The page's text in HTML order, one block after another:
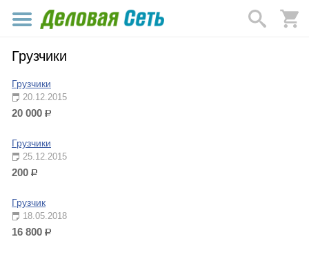
Грузчики
Грузчики
20.12.2015
20 000 р.
Грузчики
25.12.2015
200 р.
Грузчик
18.05.2018
16 800 р.